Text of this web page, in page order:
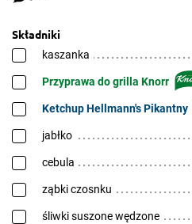
Składniki
kaszanka
Przyprawa do grilla Knorr
Ketchup Hellmann's Pikantny
jabłko
cebula
ząbki czosnku
śliwki suszone wędzone